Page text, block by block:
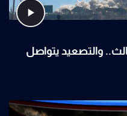
والتصعيد يتواصل